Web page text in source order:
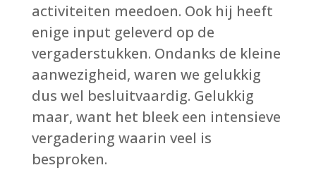
activiteiten meedoen. Ook hij heeft
enige input geleverd op de
vergaderstukken. Ondanks de kleine
aanwezigheid, waren we gelukkig
dus wel besluitvaardig. Gelukkig
maar, want het bleek een intensieve
vergadering waarin veel is
besproken.